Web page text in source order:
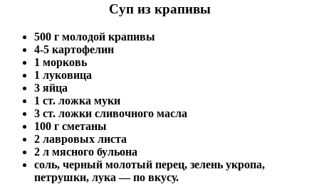
Суп из крапивы
500 г молодой крапивы
4-5 картофелин
1 морковь
1 луковица
3 яйца
1 ст. ложка муки
3 ст. ложки сливочного масла
100 г сметаны
2 лавровых листа
2 л мясного бульона
соль, черный молотый перец, зелень укропа,
петрушки, лука — по вкусу.